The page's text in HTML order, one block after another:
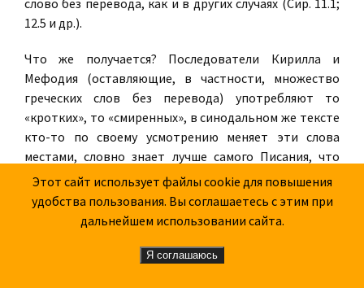
12.5 и др.).
Что же получается? Последователи Кирилла и
Мефодия (оставляющие, в частности, множество
греческих слов без перевода) употребляют то
«кротких», то «смиренных», в синодальном же тексте
кто-то по своему усмотрению меняет эти слова
местами, словно знает лучше самого Писания, что
именно те хотели сказать!
А ведь два этих важных слова отнюдь не синонимы.
«Кротость» — положительное качество, которое
посрамляет даже «высоких и славных», «смирение»
Этот сайт использует файлы cookie для повышения
удобства пользования. Вы соглашаетесь с этим при
дальнейшем использовании сайта.
Я соглашаюсь